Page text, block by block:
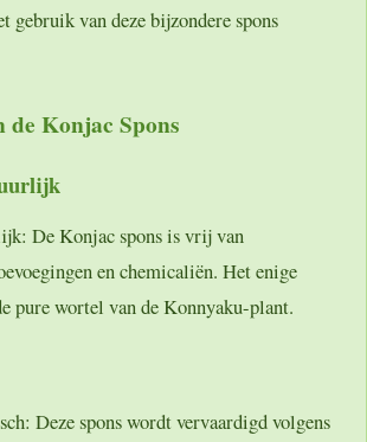
gebruik van deze bijzondere spons
de Konjac Spons
De Konjac spons is vrij van
en chemicaliën. Het enige
pure wortel van de Konnyaku-plant.
Deze spons wordt vervaardigd volgens